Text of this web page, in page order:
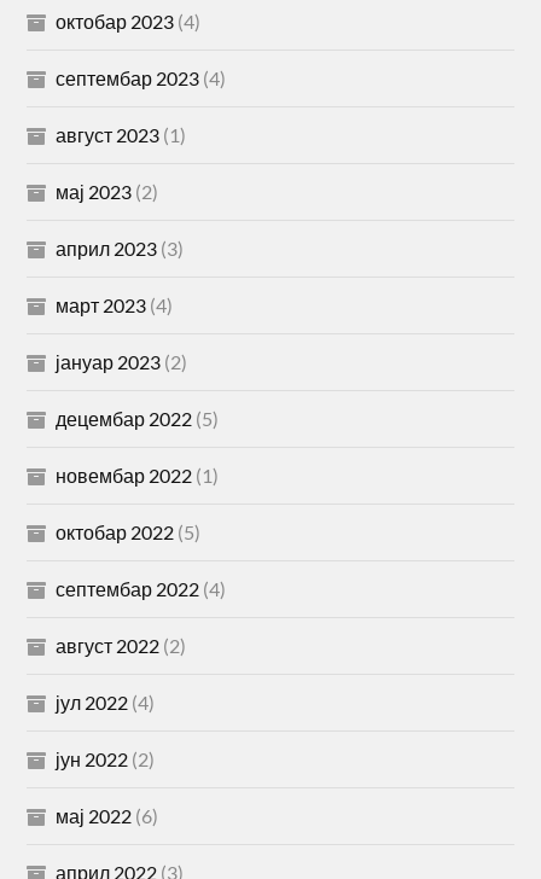
октобар 2023 (4)
септембар 2023 (4)
август 2023 (1)
мај 2023 (2)
април 2023 (3)
март 2023 (4)
јануар 2023 (2)
децембар 2022 (5)
новембар 2022 (1)
октобар 2022 (5)
септембар 2022 (4)
август 2022 (2)
јул 2022 (4)
јун 2022 (2)
мај 2022 (6)
април 2022 (3)